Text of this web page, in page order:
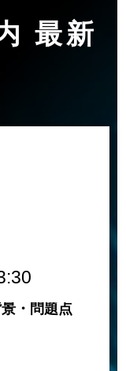
最新
・問題点